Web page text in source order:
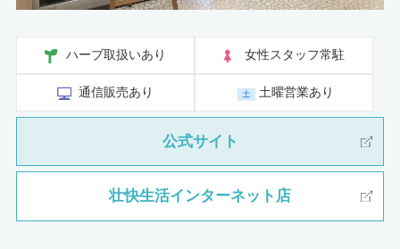
ハーブ取扱いあり 女性スタッフ常駐
通信販売あり 土曜営業あり
公式サイト
壮快生活インターネット店